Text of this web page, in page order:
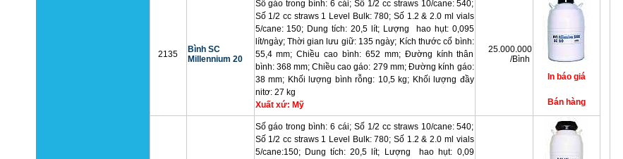
2135
Bình SC
Millennium 20
Số gáo trong bình: 6 cái; Số 1/2 cc straws 10/cane: 540;
Số 1/2 cc straws 1 Level Bulk: 780; Số 1.2 & 2.0 ml vials
5/cane: 150; Dung tích: 20,5 lít; Lượng hao hụt: 0,095
lít/ngày; Thời gian lưu giữ: 135 ngày; Kích thước cổ bình:
55,4 mm; Chiều cao bình: 652 mm; Đường kính thân
bình: 368 mm; Chiều cao gáo: 279 mm; Đường kính gáo:
38 mm; Khối lượng bình rỗng: 10,5 kg; Khối lượng đầy
nitơ: 27 kg
Xuất xứ: Mỹ
25.000.000
/Bình
Số gáo trong bình: 6 cái; Số 1/2 cc straws 10/cane: 540;
Số 1/2 cc straws 1 Level Bulk: 780; Số 1.2 & 2.0 ml vials
5/cane:150; Dung tích: 20,5 lít; Lượng hao hụt: 0,09